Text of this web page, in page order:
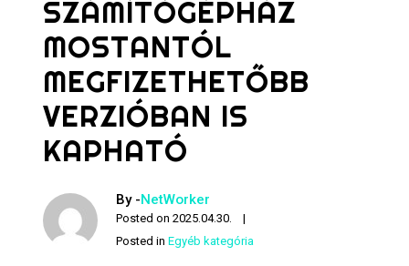
SZÁMÍTÓGÉPHÁZ
MOSTANTÓL
MEGFIZETHETŐBB
VERZIÓBAN IS
KAPHATÓ
By -NetWorker
Posted on2025.04.30.
Posted inEgyéb kategória